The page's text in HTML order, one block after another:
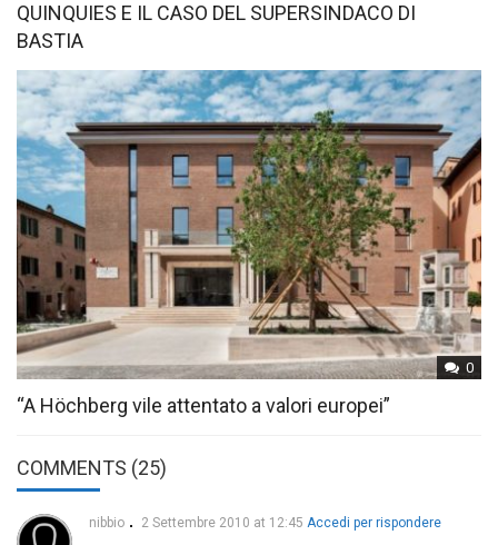
QUINQUIES E IL CASO DEL SUPERSINDACO DI
BASTIA
0
“A Höchberg vile attentato a valori europei”
COMMENTS (25)
nibbio 2 Settembre 2010 at 12:45 Accedi per rispondere